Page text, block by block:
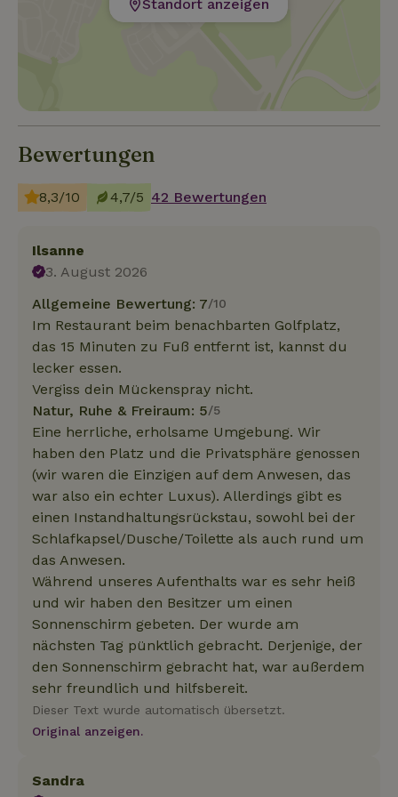
Standort anzeigen
Bewertungen
8,3/10 4,7/5 42 Bewertungen
Ilsanne
3. August 2026
Allgemeine Bewertung: 7/10
Im Restaurant beim benachbarten Golfplatz,
das 15 Minuten zu Fuß entfernt ist, kannst du
lecker essen.
Vergiss dein Mückenspray nicht.
Natur, Ruhe & Freiraum: 5/5
Eine herrliche, erholsame Umgebung. Wir
haben den Platz und die Privatsphäre genossen
(wir waren die Einzigen auf dem Anwesen, das
war also ein echter Luxus). Allerdings gibt es
einen Instandhaltungsrückstau, sowohl bei der
Schlafkapsel/Dusche/Toilette als auch rund um
das Anwesen.
Während unseres Aufenthalts war es sehr heiß
und wir haben den Besitzer um einen
Sonnenschirm gebeten. Der wurde am
nächsten Tag pünktlich gebracht. Derjenige, der
den Sonnenschirm gebracht hat, war außerdem
sehr freundlich und hilfsbereit.
Dieser Text wurde automatisch übersetzt.
Original anzeigen.
Sandra